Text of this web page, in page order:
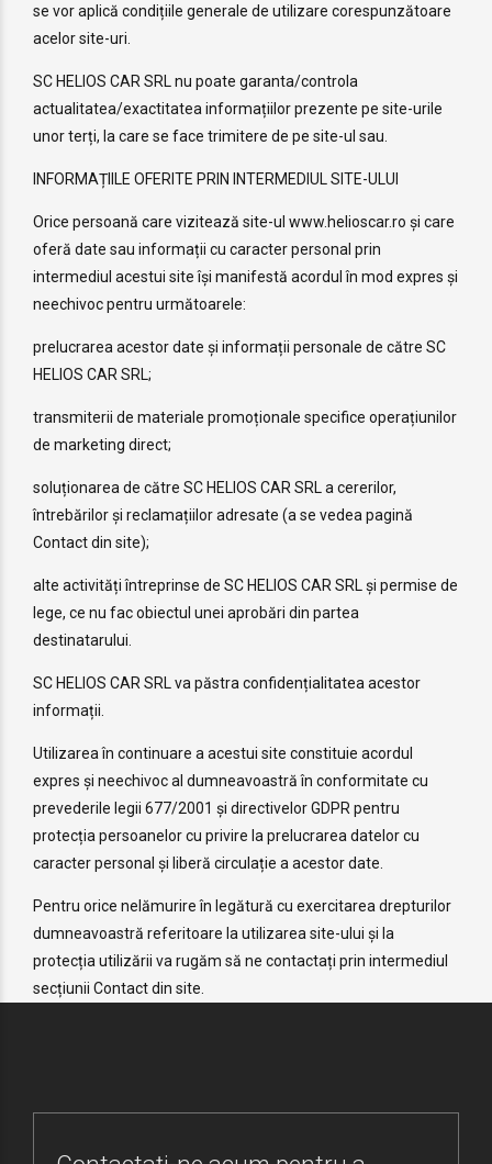
se vor aplică condițiile generale de utilizare corespunzătoare
acelor site-uri.
SC HELIOS CAR SRL nu poate garanta/controla
actualitatea/exactitatea informațiilor prezente pe site-urile
unor terți, la care se face trimitere de pe site-ul sau.
INFORMAȚIILE OFERITE PRIN INTERMEDIUL SITE-ULUI
Orice persoană care vizitează site-ul www.helioscar.ro și care
oferă date sau informații cu caracter personal prin
intermediul acestui site își manifestă acordul în mod expres și
neechivoc pentru următoarele:
prelucrarea acestor date și informații personale de către SC
HELIOS CAR SRL;
transmiterii de materiale promoționale specifice operațiunilor
de marketing direct;
soluționarea de către SC HELIOS CAR SRL a cererilor,
întrebărilor și reclamațiilor adresate (a se vedea pagină
Contact din site);
alte activități întreprinse de SC HELIOS CAR SRL și permise de
lege, ce nu fac obiectul unei aprobări din partea
destinatarului.
SC HELIOS CAR SRL va păstra confidențialitatea acestor
informații.
Utilizarea în continuare a acestui site constituie acordul
expres și neechivoc al dumneavoastră în conformitate cu
prevederile legii 677/2001 și directivelor GDPR pentru
protecția persoanelor cu privire la prelucrarea datelor cu
caracter personal și liberă circulație a acestor date.
Pentru orice nelămurire în legătură cu exercitarea drepturilor
dumneavoastră referitoare la utilizarea site-ului și la
protecția utilizării va rugăm să ne contactați prin intermediul
secțiunii Contact din site.